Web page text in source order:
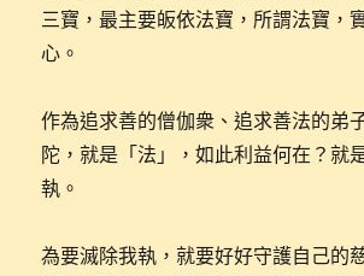
三寶，最主要皈依法寶，所謂法寶，
心。
作為追求善的僧伽衆、追求善法的弟
陀，就是「法」，如此利益何在？就
執。
為要滅除我執，就要好好守護自己的